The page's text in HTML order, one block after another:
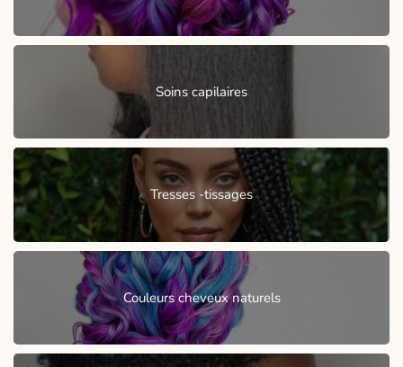
Soins capilaires
Tresses -tissages
Couleurs cheveux naturels